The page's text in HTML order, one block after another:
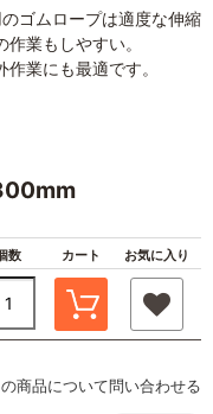
ゴムロープは適度な伸縮
業もしやすい。
業にも最適です。
数 カート お気に入り
の商品について問い合わせる